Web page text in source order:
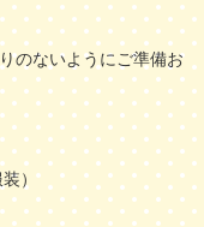
のないようにご準備お
装）